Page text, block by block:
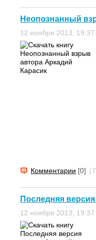
Неопознанный
12 ноября 2013, 19:37
Комментарии [0] |
Последняя
12 ноября 2013, 19:37